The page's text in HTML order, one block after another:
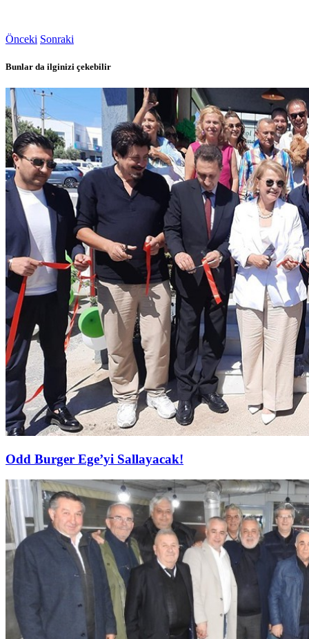
Önceki Sonraki
Bunlar da ilginizi çekebilir
Odd Burger Ege’yi Sallayacak!